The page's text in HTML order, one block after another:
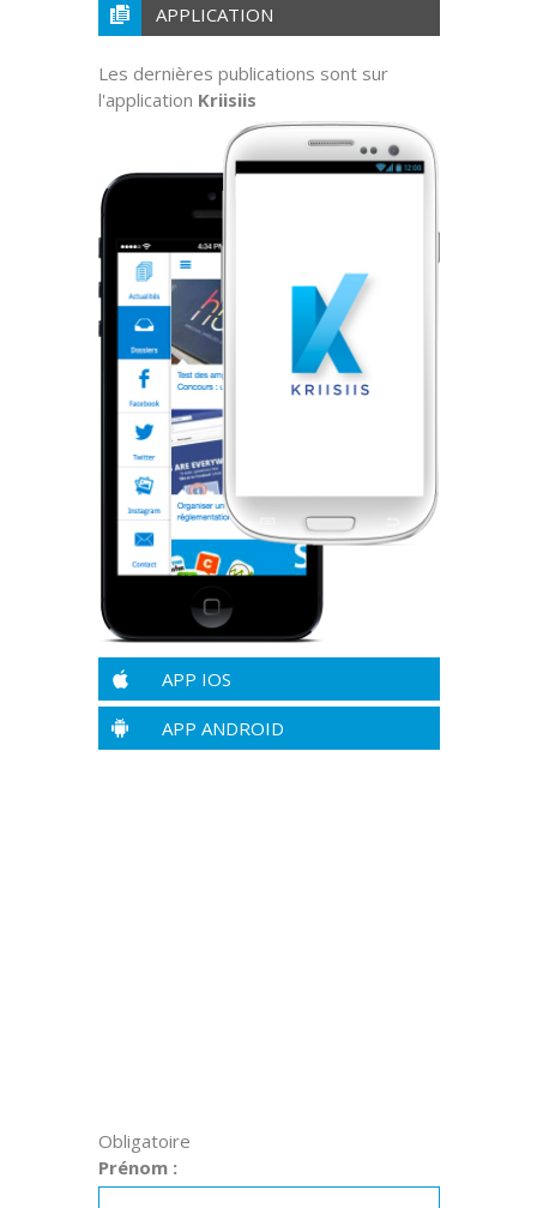
APPLICATION
Les dernières publications sont sur
l'application Kriisiis
APP IOS
APP ANDROID
Obligatoire
Prénom :